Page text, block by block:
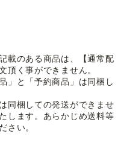
載のある商品は、【通常配
頂く事ができません。
」と「予約商品」は同梱し
同梱しての発送ができませ
します。あらかじめ送料等
さい。